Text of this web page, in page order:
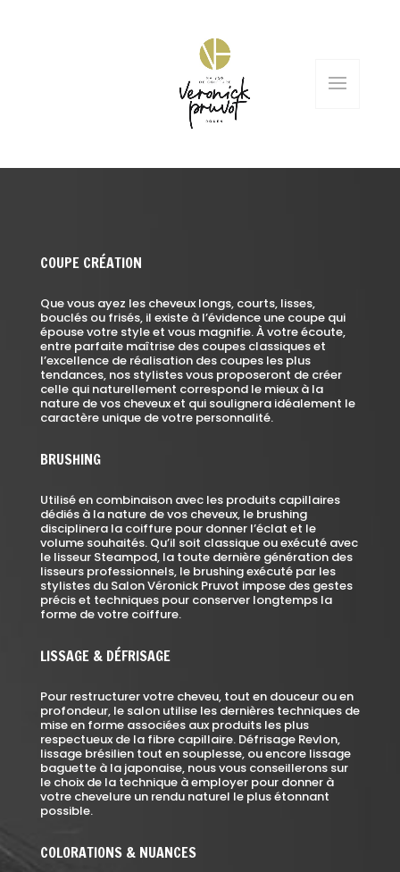
COUPE CRÉATION
Que vous ayez les cheveux longs, courts, lisses,
bouclés ou frisés, il existe à l’évidence une coupe qui
épouse votre style et vous magnifie. À votre écoute,
entre parfaite maîtrise des coupes classiques et
l’excellence de réalisation des coupes les plus
tendances, nos stylistes vous proposeront de créer
celle qui naturellement correspond le mieux à la
nature de vos cheveux et qui soulignera idéalement le
caractère unique de votre personnalité.
BRUSHING
Utilisé en combinaison avec les produits capillaires
dédiés à la nature de vos cheveux, le brushing
disciplinera la coiffure pour donner l’éclat et le
volume souhaités. Qu’il soit classique ou exécuté avec
le lisseur Steampod, la toute dernière génération des
lisseurs professionnels, le brushing exécuté par les
stylistes du Salon Véronick Pruvot impose des gestes
précis et techniques pour conserver longtemps la
forme de votre coiffure.
LISSAGE & DÉFRISAGE
Pour restructurer votre cheveu, tout en douceur ou en
profondeur, le salon utilise les dernières techniques de
mise en forme associées aux produits les plus
respectueux de la fibre capillaire. Défrisage Revlon,
lissage brésilien tout en souplesse, ou encore lissage
baguette à la japonaise, nous vous conseillerons sur
le choix de la technique à employer pour donner à
votre chevelure un rendu naturel le plus étonnant
possible.
COLORATIONS & NUANCES